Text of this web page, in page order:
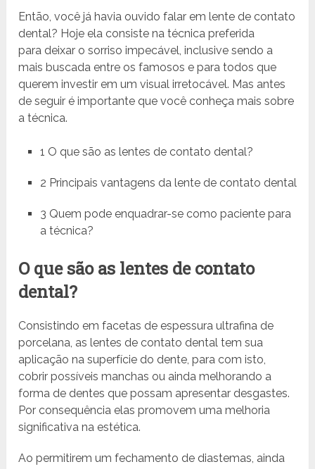
Então, você já havia ouvido falar em lente de contato
dental? Hoje ela consiste na técnica preferida
para deixar o sorriso impecável, inclusive sendo a
mais buscada entre os famosos e para todos que
querem investir em um visual irretocável. Mas antes
de seguir é importante que você conheça mais sobre
a técnica.
1 O que são as lentes de contato dental?
2 Principais vantagens da lente de contato dental
3 Quem pode enquadrar-se como paciente para
a técnica?
O que são as lentes de contato
dental?
Consistindo em facetas de espessura ultrafina de
porcelana, as lentes de contato dental tem sua
aplicação na superfície do dente, para com isto,
cobrir possíveis manchas ou ainda melhorando a
forma de dentes que possam apresentar desgastes.
Por consequência elas promovem uma melhoria
significativa na estética.
Ao permitirem um fechamento de diastemas, ainda